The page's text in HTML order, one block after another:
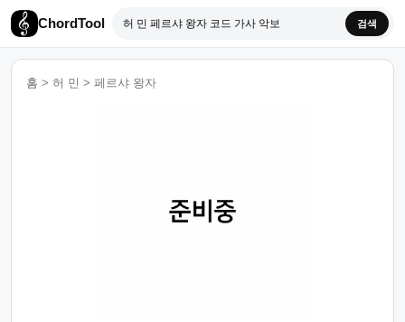
ChordTool 검색
홈 > 허 민 > 페르샤 왕자